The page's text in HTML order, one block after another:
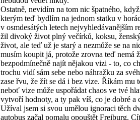
Ostatně, nevidím na tom nic špatného,
kterým teď bydlím na jednom statku v
v osmdesátých letech nejvyhledávanějším
žil divoký život plný večírků, koksu,
život, ale teď už je starý a nezmůže se na
musím koupit já, protože zrovna teď nemá
bezpodmínečně najít nějakou vizi - to, co
trochu vidí sám sebe nebo náhražku za
zase řvu, že žít se dá i bez vize. Říkám
neboť vize může uspořádat chaos ve tvé
vytvoří hodnoty, a ty pak víš, co je dobré a
Užíval jsem si svou umělou ignoraci těch
autobus začal pomalu opouštět Freiburg.